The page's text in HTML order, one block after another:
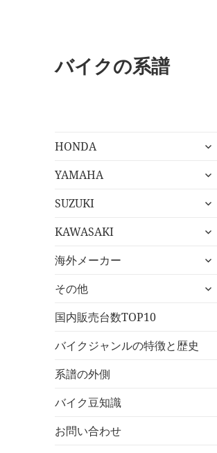
バイクの系譜
HONDA
サ
メ
ュ
を
YAMAHA
サ
メ
ュ
を
SUZUKI
サ
メ
ュ
を
KAWASAKI
サ
メ
ュ
展
開
海外メーカー
サ
メ
を
その他
サ
ュ
国内販売台数TOP10
バイクジャンルの特徴と歴史
系譜の外側
バイク豆知識
お問い合わせ